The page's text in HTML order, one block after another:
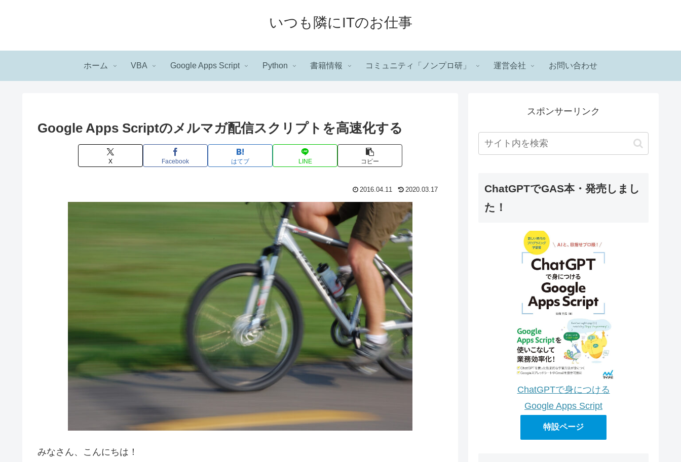
いつも隣にITのお仕事
ホーム VBA Google Apps Script Python 書籍情報 コミュニティ「ノンプロ研」 運営会社 お問い合わせ
Google Apps Scriptのメルマガ配信スクリプトを高速化する
X Facebook はてブ LINE コピー
2016.04.11 2020.03.17
みなさん、こんにちは！
スポンサーリンク
ChatGPTでGAS本・発売しまし
た！
ChatGPTで身につける
Google Apps Script
特設ページ